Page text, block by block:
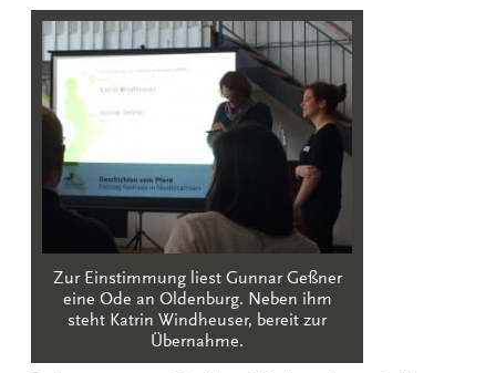
Zur Einstimmung liest Gunnar Geßner
eine Ode an Oldenburg. Neben ihm
steht Katrin Windheuser, bereit zur
Übernahme.